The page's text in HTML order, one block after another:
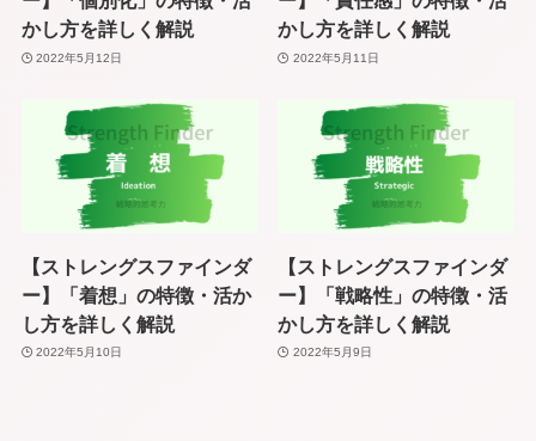
かし方を詳しく解説
2022年5月12日
かし方を詳しく解説
2022年5月11日
【ストレングスファインダ
ー】「着想」の特徴・活か
し方を詳しく解説
2022年5月10日
【ストレングスファインダ
ー】「戦略性」の特徴・活
かし方を詳しく解説
2022年5月9日